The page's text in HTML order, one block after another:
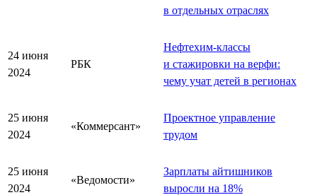
в отдельных отраслях
24 июня
2024
РБК
Нефтехим-классы
и стажировки на верфи:
чему учат детей в регионах
25 июня
2024
«Коммерсант»
Проектное управление
трудом
25 июня
2024
«Ведомости»
Зарплаты айтишников
выросли на 18%